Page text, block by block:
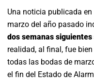
Una noticia publicada en
marzo del año pasado
dos semanas
realidad, al final, fue
todas las bodas de
el fin del Estado de